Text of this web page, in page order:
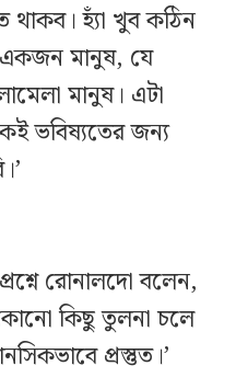
হ্যাঁ খুব কঠিন
মানুষ, যে
মানুষ। এটা
ভবিষ্যতের জন্য
রোনালদো বলেন,
কোনো কিছু তুলনা চলে
প্রস্তুত।’